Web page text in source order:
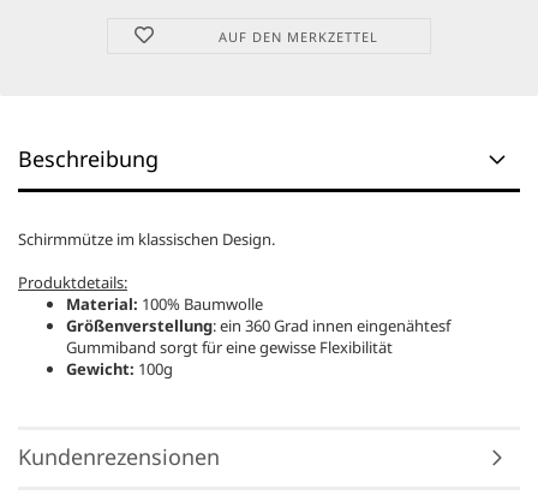
AUF DEN MERKZETTEL
Beschreibung
Schirmmütze im klassischen Design.
Produktdetails:
Material: 100% Baumwolle
Größenverstellung: ein 360 Grad innen eingenähtesf
Gummiband sorgt für eine gewisse Flexibilität
Gewicht: 100g
Kundenrezensionen